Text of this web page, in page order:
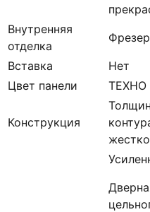
Внутренняя
отделка
Вставка
Нет
Цвет панели
ТЕХНО
Конструкция